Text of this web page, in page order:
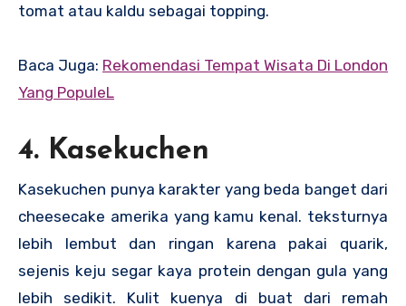
tomat atau kaldu sebagai topping.
Baca Juga: Rekomendasi Tempat Wisata Di London
Yang PopuleL
4. Kasekuchen
Kasekuchen punya karakter yang beda banget dari
cheesecake amerika yang kamu kenal. teksturnya
lebih lembut dan ringan karena pakai quarik,
sejenis keju segar kaya protein dengan gula yang
lebih sedikit. Kulit kuenya di buat dari remah